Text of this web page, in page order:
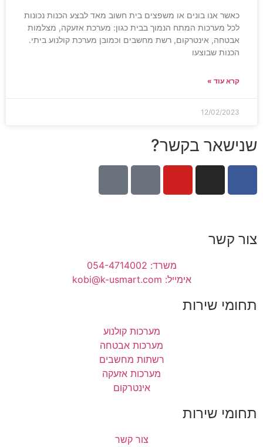
כאשר אנו בונים או משפצים בית חשוב מאד לבצע הכנות נכונות
לכל מערכות המתח הנמוך בבית כגון: מערכת אזעקה, מצלמות
אבטחה, אינטרקום, רשת מחשבים וכמובן מערכת קולנוע ביתי.
הכנות שבוצעו
קרא עוד »
12/02/2023
שנישאר בקשר?
צור קשר
משרד: 054-4714002
אימייל: kobi@k-usmart.com
תחומי שירות
מערכות קולנוע
מערכות אבטחה
רשתות מחשבים
מערכות אזעקה
אינטרקום
תחומי שירות
צור קשר